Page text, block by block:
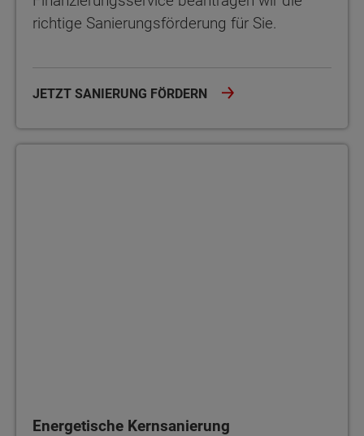
richtige Sanierungsförderung für Sie.
JETZT SANIERUNG FÖRDERN
Energetische Kernsanierung